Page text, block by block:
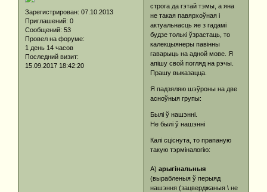
Зарегистрирован: 07.10.2013
Приглашений: 0
Сообщений: 53
Провел на форуме:
1 день 14 часов
Последний визит:
15.09.2017 18:42:20
строга да гэтай тэмы, а яна
не такая павярхоўная і
актуальнасць яе з гадамі
будзе толькі ўзрастаць, то
калекцыянеры павінны
гаварыць на адной мове. Я
апішу свой погляд на рэчы.
Прашу выказацца.
Я падзяляю шэўроны на две
асноўныя групы:
Былі ў нашэнні.
Не былі ў нашэнні
Калі сціснута, то прапаную
такую ​​тэрміналогію:
А)арыгінальныя
(вырабленыя ў перыяд
нашэння (зацверджаныя \ не